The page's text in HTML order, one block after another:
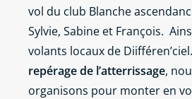
vol du club Blanche
Sylvie, Sabine et François.
volants locaux de
repérage de l’atterrissage,
organisons pour monter en